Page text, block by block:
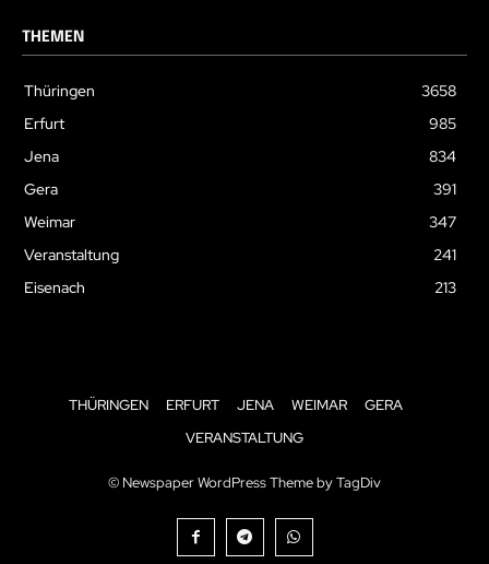
THEMEN
Thüringen
3658
Erfurt
985
Jena
834
Gera
391
Weimar
347
Veranstaltung
241
Eisenach
213
THÜRINGEN ERFURT JENA WEIMAR
GERA
VERANSTALTUNG
© Newspaper WordPress Theme by TagDiv